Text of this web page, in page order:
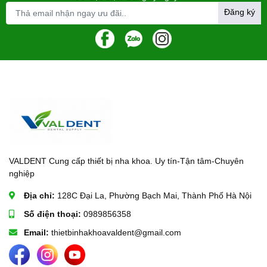
Đăng ký
VALDENT Cung cấp thiết bị nha khoa. Uy tín-Tận tâm-Chuyên
nghiệp
Địa chỉ: 128C Đại La, Phường Bạch Mai, Thành Phố Hà Nội
Số điện thoại: 0989856358
Email: thietbinhakhoavaldent@gmail.com